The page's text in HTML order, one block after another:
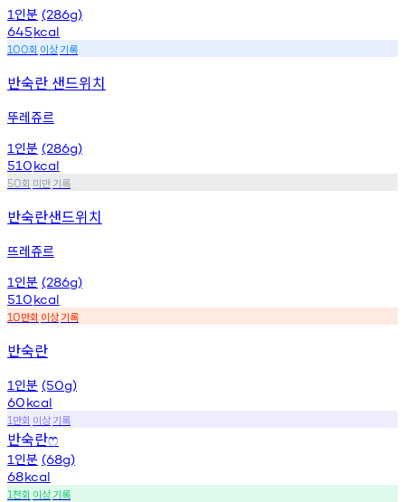
1 인분 (286g)
645kcal
100회 이상기록
반숙란 샌드위치
뚜레쥬르
1 인분 (286g)
510kcal
50회 미만기록
반숙란샌드위치
뜨레쥬르
1 인분 (286g)
510kcal
10만회 이상기록
반숙란
1 인분 (50g)
60kcal
1 만회 이상기록
반숙란ෆ
1 인분 (68g)
68kcal
1천회 이상기록